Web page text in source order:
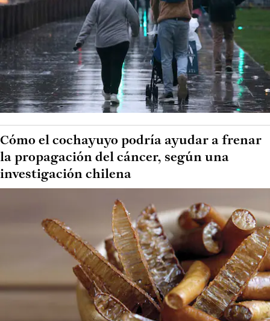
Cómo el cochayuyo podría ayudar a frenar
la propagación del cáncer, según una
investigación chilena